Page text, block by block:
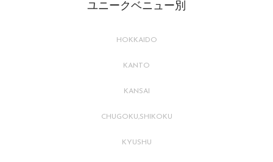
ユニークベニュー別
HOKKAIDO
KANTO
KANSAI
CHUGOKU,SHIKOKU
KYUSHU